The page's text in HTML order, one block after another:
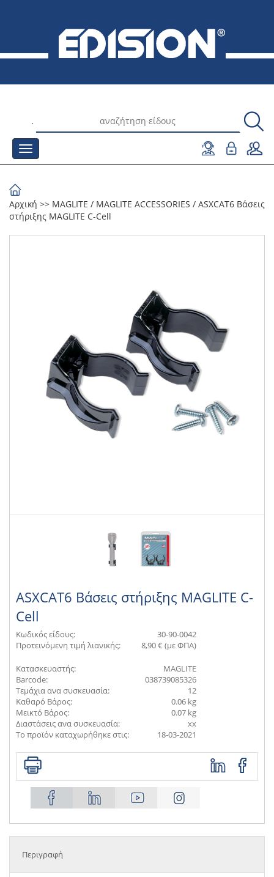
.
Αρχική >> MAGLITE / MAGLITE ACCESSORIES / ASXCAT6 Βάσεις
στήριξης MAGLITE C-Cell
ASXCAT6 Βάσεις στήριξης MAGLITE C-
Cell
Κωδικός είδους:
30-90-0042
Προτεινόμενη τιμή λιανικής:
8,90 € (με ΦΠΑ)
Κατασκευαστής:
MAGLITE
Barcode:
038739085326
Τεμάχια ανα συσκευασία:
12
Καθαρό Βάρος:
0.06 kg
Μεικτό Βάρος:
0.07 kg
Διαστάσεις ανα συσκευασία:
xx
Το προϊόν καταχωρήθηκε στις:
18-03-2021
Περιγραφή